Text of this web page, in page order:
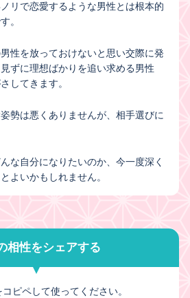
リで恋愛するような男性とは根本的
。
性を放っておけないと思い交際に発
ずに理想ばかりを追い求める男性
してきます。
勢は悪くありませんが、相手選びに
な自分になりたいのか、今一度深く
よいかもしれません。
相性をシェアする
ピペして使ってください。